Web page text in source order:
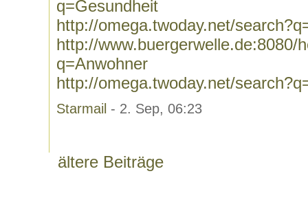
q=Gesundheit
http://omega.twoday.net/
http://www.buergerwelle.de:8080/
q=Anwohner
http://omega.twoday.net/
Starmail - 2. Sep, 06:23
ältere Beiträge